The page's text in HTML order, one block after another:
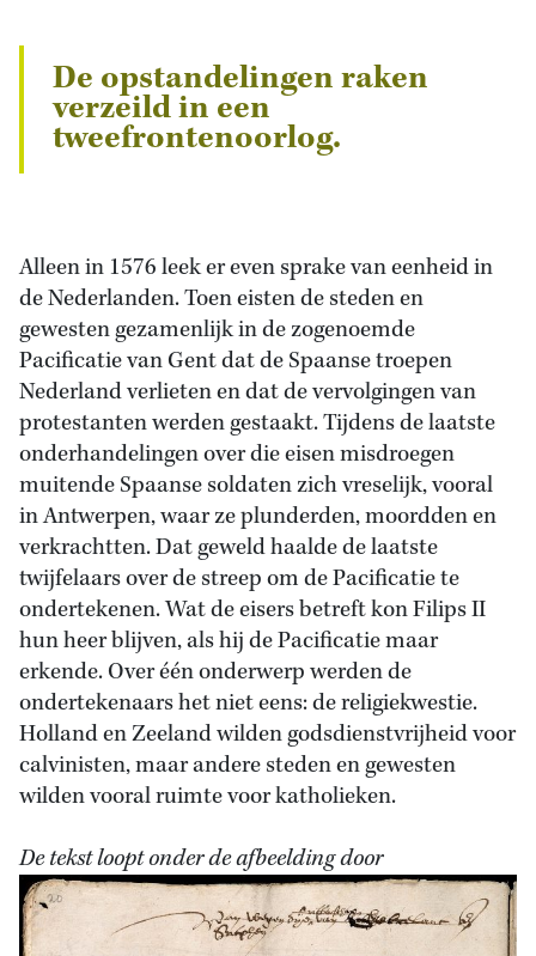
De opstandelingen raken
verzeild in een
tweefrontenoorlog.
Alleen in 1576 leek er even sprake van eenheid in
de Nederlanden. Toen eisten de steden en
gewesten gezamenlijk in de zogenoemde
Pacificatie van Gent dat de Spaanse troepen
Nederland verlieten en dat de vervolgingen van
protestanten werden gestaakt. Tijdens de laatste
onderhandelingen over die eisen misdroegen
muitende Spaanse soldaten zich vreselijk, vooral
in Antwerpen, waar ze plunderden, moordden en
verkrachtten. Dat geweld haalde de laatste
twijfelaars over de streep om de Pacificatie te
ondertekenen. Wat de eisers betreft kon Filips II
hun heer blijven, als hij de Pacificatie maar
erkende. Over één onderwerp werden de
ondertekenaars het niet eens: de religiekwestie.
Holland en Zeeland wilden godsdienstvrijheid voor
calvinisten, maar andere steden en gewesten
wilden vooral ruimte voor katholieken.
De tekst loopt onder de afbeelding door